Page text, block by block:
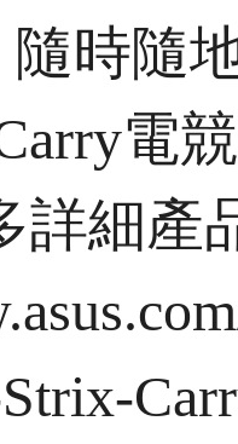
隨時隨
電
詳細產